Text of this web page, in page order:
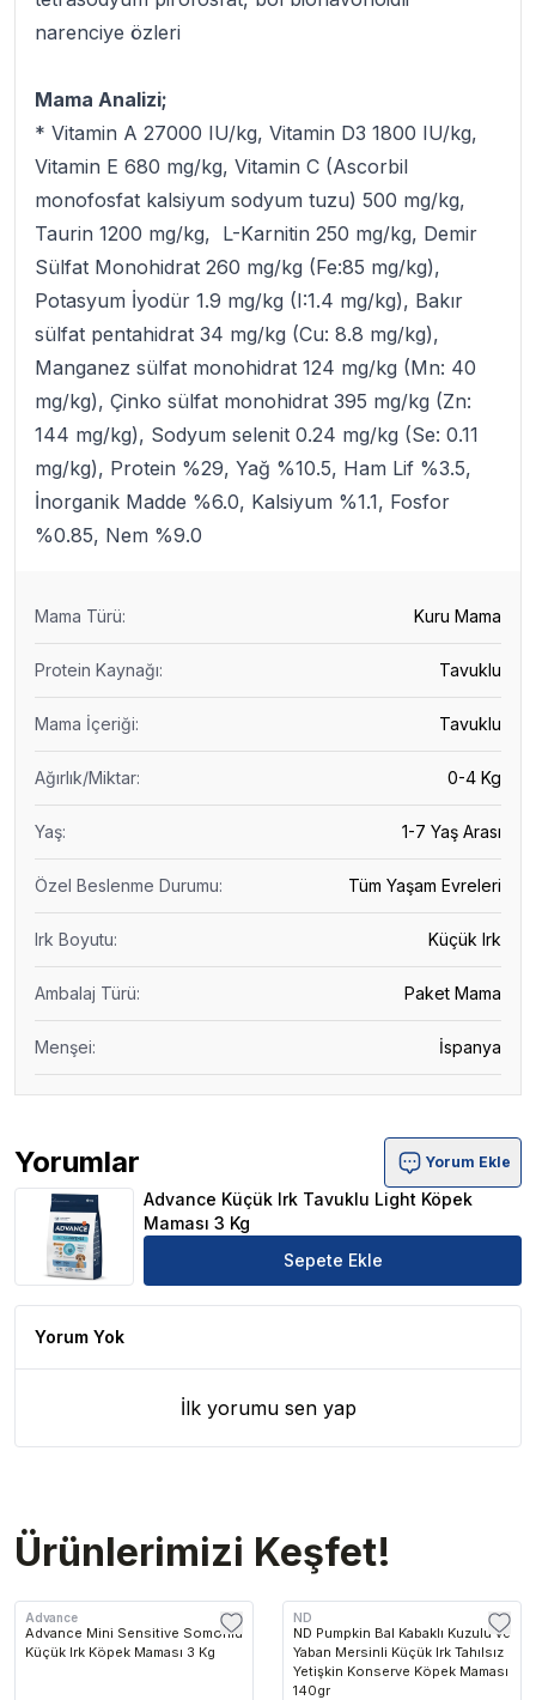
narenciye özleri
Mama Analizi;
* Vitamin A 27000 IU/kg, Vitamin D3 1800 IU/kg,
Vitamin E 680 mg/kg, Vitamin C (Ascorbil
monofosfat kalsiyum sodyum tuzu) 500 mg/kg,
Taurin 1200 mg/kg, L-Karnitin 250 mg/kg, Demir
Sülfat Monohidrat 260 mg/kg (Fe:85 mg/kg),
Potasyum İyodür 1.9 mg/kg (I:1.4 mg/kg), Bakır
sülfat pentahidrat 34 mg/kg (Cu: 8.8 mg/kg),
Manganez sülfat monohidrat 124 mg/kg (Mn: 40
mg/kg), Çinko sülfat monohidrat 395 mg/kg (Zn:
144 mg/kg), Sodyum selenit 0.24 mg/kg (Se: 0.11
mg/kg), Protein %29, Yağ %10.5, Ham Lif %3.5,
İnorganik Madde %6.0, Kalsiyum %1.1, Fosfor
%0.85, Nem %9.0
Mama Türü: Kuru Mama
Protein Kaynağı: Tavuklu
Mama İçeriği: Tavuklu
Ağırlık/Miktar: 0-4 Kg
Yaş: 1-7 Yaş Arası
Özel Beslenme Durumu: Tüm Yaşam Evreleri
Irk Boyutu: Küçük Irk
Ambalaj Türü: Paket Mama
Menşei: İspanya
Yorumlar
Advance Küçük Irk Tavuklu Light Köpek Maması 3 Kg
Yorum Ekle
Advance Küçük Irk Tavuklu Light Köpek
Maması 3 Kg
Sepete Ekle
Yorum Yok
İlk yorumu sen yap
Ürünlerimizi Keşfet!
Advance
Advance Mini Sensitive Somonlu
Küçük Irk Köpek Maması 3 Kg
ND
ND Pumpkin Bal Kabaklı Kuzulu ve
Yaban Mersinli Küçük Irk Tahılsız
Yetişkin Konserve Köpek Maması
140gr